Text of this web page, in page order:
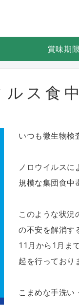
品検査・微
賞味期
ルス食
いつも微生物検
ノロウイルスに
規模な集団食中
このような状況
の不安を解消す
11月から1月ま
起を行っており
こまめな手洗い